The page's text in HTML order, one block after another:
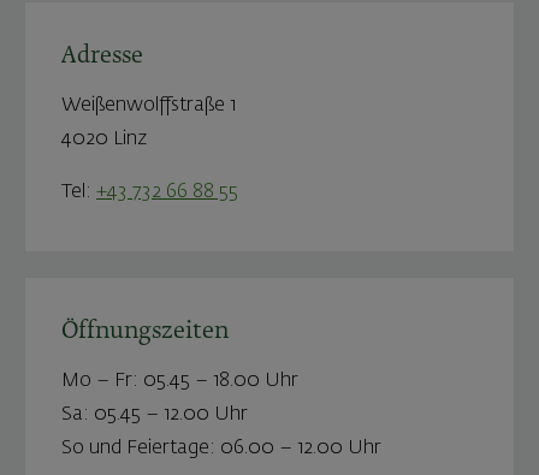
Adresse
Weißenwolffstraße 1
4020 Linz
Tel: +43 732 66 88 55
Öffnungszeiten
Mo – Fr: 05.45 – 18.00 Uhr
Sa: 05.45 – 12.00 Uhr
So und Feiertage: 06.00 – 12.00 Uhr